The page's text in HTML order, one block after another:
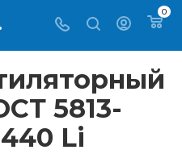
RTI-KUPI
0
5813-
Li